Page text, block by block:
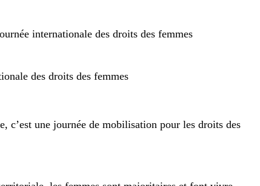
des droits des femmes
c’est une journée de mobilisation pour les droits des